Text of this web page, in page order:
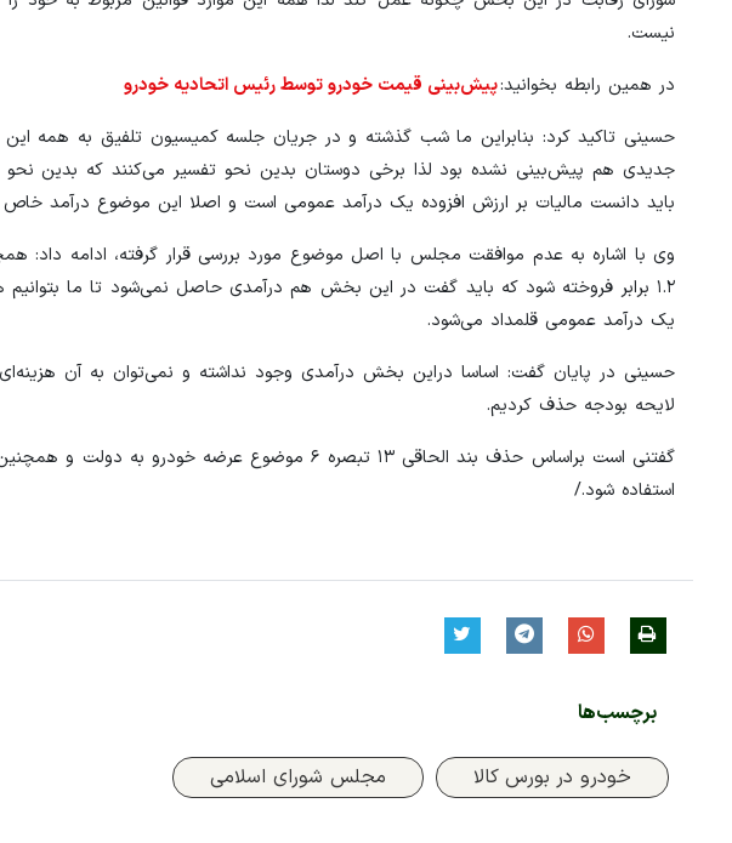
نیست.
در همین رابطه بخوانید:پیش‌بینی قیمت خودرو توسط رئیس اتحادیه خودرو
حسینی تاکید کرد: بنابراین ما شب گذشته و در جریان جلسه کمیسیون تلفیق به همه این
جدیدی هم پیش‌بینی نشده بود لذا برخی دوستان بدین نحو تفسیر می‌کنند که بدین
باید دانست مالیات بر ارزش افزوده یک درآمد عمومی است و اصلا این موضوع درآمد خاص
وی با اشاره به عدم موافقت مجلس با اصل موضوع مورد بررسی قرار گرفته، ادامه داد:
۱.۲ برابر فروخته شود که باید گفت در این بخش هم درآمدی حاصل نمی‌شود تا ما بتوانیم
یک درآمد عمومی قلمداد می‌شود.
حسینی در پایان گفت: اساسا دراین بخش درآمدی وجود نداشته و نمی‌توان به آن هزینه‌ای
لایحه بودجه حذف کردیم.
گفتنی است براساس حذف بند الحاقی ۱۳ تبصره ۶ موضوع
استفاده شود./
برچسب‌ها
خودرو در بورس کالا مجلس شورای اسلامی